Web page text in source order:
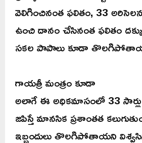
వెలిగించినంత ఫలితం, 33
ఉంచి దానం చేసినంత ఫలితం
సకల పాపాలు కూడా
గాయత్రీ మంత్రం కూడా
అలాగే ఈ అధికమాసంలో 33
జపిస్తే మానసిక ప్రశాంతత
ఇబ్బందులు తొలగిపోతాయని